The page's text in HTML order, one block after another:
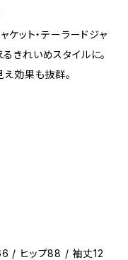
ケット・テーラードジャ
きれいめスタイルに。
え効果も抜群。
/ ヒップ88 / 袖丈12